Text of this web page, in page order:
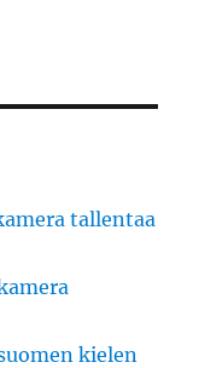
tallentaa
kielen